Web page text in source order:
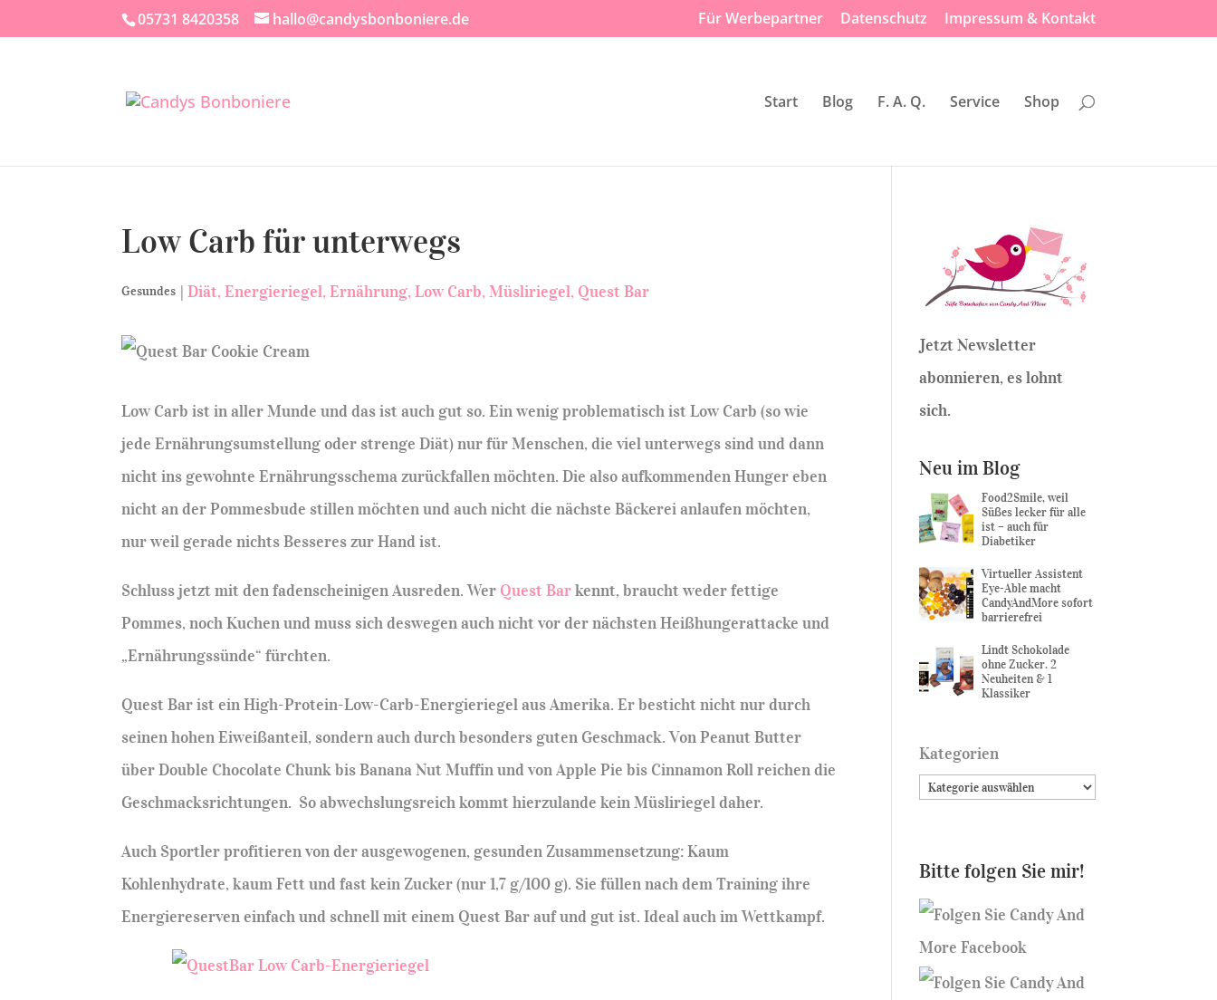
05731 8420358 hallo@candysbonboniere.de Für Werbepartner Datenschutz Impressum & Kontakt
Start Blog F. A. Q. Service Shop
Low Carb für unterwegs
Gesundes |Diät Energieriegel Ernährung Low Carb Müsliriegel Quest Bar
Low Carb ist in aller Munde und das ist auch gut so. Ein wenig problematisch ist Low Carb (so wie
jede Ernährungsumstellung oder strenge Diät) nur für Menschen, die viel unterwegs sind und dann
nicht ins gewohnte Ernährungsschema zurückfallen möchten. Die also aufkommenden Hunger eben
nicht an der Pommesbude stillen möchten und auch nicht die nächste Bäckerei anlaufen möchten,
nur weil gerade nichts Besseres zur Hand ist.
Schluss jetzt mit den fadenscheinigen Ausreden. Wer Quest Barkennt, braucht weder fettige
Pommes, noch Kuchen und muss sich deswegen auch nicht vor der nächsten Heißhungerattacke und
„Ernährungssünde“ fürchten.
Quest Bar ist ein High-Protein-Low-Carb-Energieriegel aus Amerika. Er besticht nicht nur durch
seinen hohen Eiweißanteil, sondern auch durch besonders guten Geschmack. Von Peanut Butter
über Double Chocolate Chunk bis Banana Nut Muffin und von Apple Pie bis Cinnamon Roll reichen die
Geschmacksrichtungen. So abwechslungsreich kommt hierzulande kein Müsliriegel daher.
Auch Sportler profitieren von der ausgewogenen, gesunden Zusammensetzung: Kaum
Kohlenhydrate, kaum Fett und fast kein Zucker (nur 1,7 g/100 g). Sie füllen nach dem Training ihre
Energiereserven einfach und schnell mit einem Quest Bar auf und gut ist. Ideal auch im Wettkampf.
Jetzt Newsletter
abonnieren, es lohnt
sich.
Neu im Blog
Food2Smile, weil
Süßes lecker für alle
ist – auch für
Diabetiker
Virtueller Assistent
Eye-Able macht
CandyAndMore sofort
barrierefrei
Lindt Schokolade
ohne Zucker. 2
Neuheiten & 1
Klassiker
Kategorien
Bitte folgen Sie mir!